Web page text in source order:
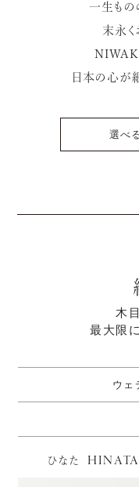
一生もの
末永く
日本の心が
選べ
木
最大限
ウェ
ひなた HINATA